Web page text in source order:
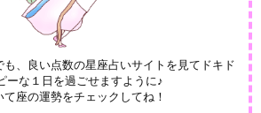
、良い点数の星座占いサイトを見てドキド
ーな１日を過ごせますように♪
て座の運勢をチェックしてね！